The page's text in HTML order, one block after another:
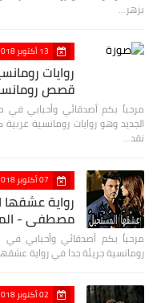
بزهر…
13 أكتوبر 2018
روايات
قصص
الجديد وهو روايات رومانسية
نقد…
07 أكتوبر 2018
رواية عشقها
مصطفي -
رومانسية جريئة جدا في رواية
02 أكتوبر 2018